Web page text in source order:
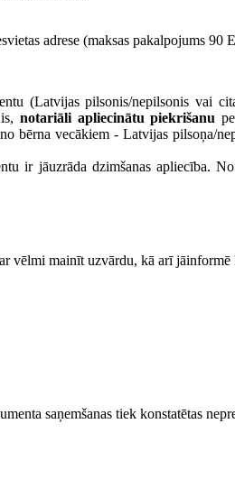
adrese (maksas pakalpojums 90
(Latvijas pilsonis/nepilsonis vai
notariāli apliecinātu piekrišanu
bērna vecākiem - Latvijas pilsoņa/
ir jāuzrāda dzimšanas apliecība.
vēlmi mainīt uzvārdu, kā arī
saņemšanas tiek konstatētas